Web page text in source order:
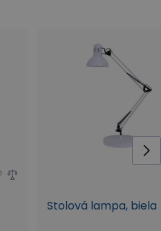
Stolová lampa, biela